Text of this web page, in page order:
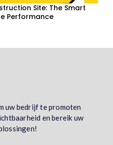
Site: The Smart
Performance
uw bedrijf te promoten
en bereik uw